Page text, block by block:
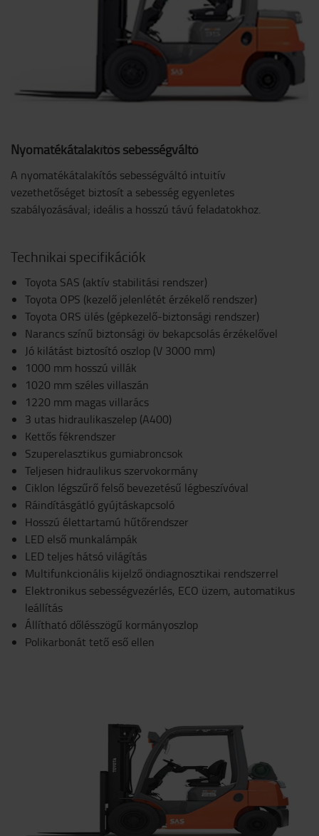
Nyomatékátalakítós sebességváltó
A nyomatékátalakítós sebességváltó intuitív
vezethetőséget biztosít a sebesség egyenletes
szabályozásával; ideális a hosszú távú feladatokhoz.
Technikai specifikációk
Toyota SAS (aktív stabilitási rendszer)
Toyota OPS (kezelő jelenlétét érzékelő rendszer)
Toyota ORS ülés (gépkezelő-biztonsági rendszer)
Narancs színű biztonsági öv bekapcsolás érzékelővel
Jó kilátást biztosító oszlop (V 3000 mm)
1000 mm hosszú villák
1020 mm széles villaszán
1220 mm magas villarács
3 utas hidraulikaszelep (A400)
Kettős fékrendszer
Szuperelasztikus gumiabroncsok
Teljesen hidraulikus szervokormány
Ciklon légszűrő felső bevezetésű légbeszívóval
Ráindításgátló gyújtáskapcsoló
Hosszú élettartamú hűtőrendszer
LED első munkalámpák
LED teljes hátsó világítás
Multifunkcionális kijelző öndiagnosztikai rendszerrel
Elektronikus sebességvezérlés, ECO üzem, automatikus
leállítás
Állítható dőlésszögű kormányoszlop
Polikarbonát tető eső ellen